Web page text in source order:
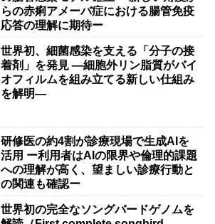
らの赤痢アメーバ症における腸管免疫
応答の理解に期待ー
世界初、細菌感染を支える「分子の接
着剤」を発見 ―細胞外リン脂質がバイ
オフィルムを組み立てる新しい仕組み
を解明―
研修医の約4割が診療現場で生成AIを
活用 ー利用者はAIの限界や倫理的課題
への理解が高く、望ましい診療行動と
の関連も確認ー
世界初の完全なソングバードゲノムを